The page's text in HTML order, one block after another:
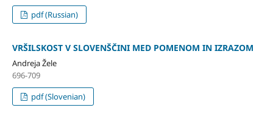
pdf (Russian)
VRŠILSKOST V SLOVENŠČINI MED POMENOM IN IZRAZOM
Andreja Žele
696-709
pdf (Slovenian)